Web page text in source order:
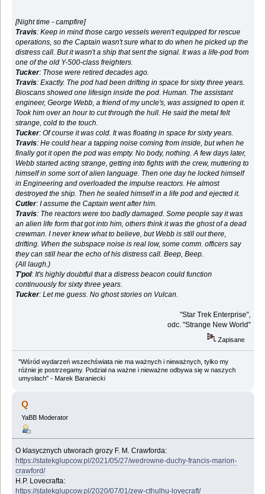
[Night time - campfire]
Travis: Keep in mind those cargo vessels weren't equipped for rescue
operations, so the Captain wasn't sure what to do when he picked up the
distress call. But it wasn't a ship that sent the signal. It was a life-pod from
one of the old Y-500-class freighters.
Tucker: Those were retired decades ago.
Travis: Exactly. The pod had been drifting in space for sixty three years.
Bioscans showed one lifesign inside the pod. Human. The assistant
engineer, George Webb, a friend of my uncle's, was assigned to open it.
Took him over an hour to cut through the hull. He said the metal felt
strange, cold to the touch.
Tucker: Of course it was cold. It was floating in space for sixty years.
Travis: He could hear a tapping noise coming from inside, but when he
finally got it open the pod was empty. No body, nothing. A few days later,
Webb started acting strange, getting into fights with the crew, muttering to
himself in some sort of alien language. Then one day he locked himself
in Engineering and overloaded the impulse reactors. He almost
destroyed the ship. Then he sealed himself in a life pod and ejected it.
Cutler: I assume the Captain went after him.
Travis: The reactors were too badly damaged. Some people say it was
an alien life form that got into him, others think it was the ghost of a dead
crewman. I never knew what to believe, but Webb is still out there,
drifting. When the subspace noise is real low, some comm. officers say
they can still hear the echo of his distress call. Beep, Beep.
(All laugh.)
T'pol: It's highly doubtful that a distress beacon could function
continuously for sixty three years.
Tucker: Let me guess. No ghost stories on Vulcan.
"Star Trek Enterprise",
odc. "Strange New World"
Zapisane
"Wśród wydarzeń wszechświata nie ma ważnych i nieważnych, tylko my
różnie je postrzegamy. Podział na ważne i nieważne odbywa się w naszych
umysłach" - Marek Baraniecki
Q
YaBB Moderator
O klasycznych utworach grozy F. M. Crawforda:
https://statekglupcow.pl/2021/05/27/wedrowne-duchy-francis-marion-
crawford/
H.P. Lovecrafta:
https://statekglupcow.pl/2020/07/01/zew-cthulhu-lovecraft/